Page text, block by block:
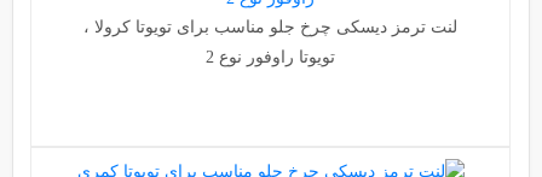
لنت ترمز دیسکی چرخ جلو مناسب برای تویوتا کرولا ،
تویوتا راوفور نوع 2